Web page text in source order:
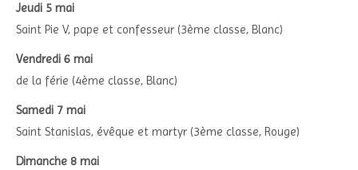
Jeudi 5 mai
Saint Pie V, pape et confesseur (3ème classe, Blanc)
Vendredi 6 mai
de la férie (4ème classe, Blanc)
Samedi 7 mai
Saint Stanislas, évêque et martyr (3ème classe, Rouge)
Dimanche 8 mai